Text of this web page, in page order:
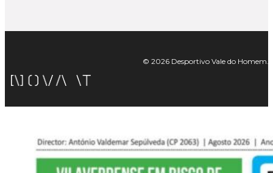
© 2026 Desportivo Vale do Homem.